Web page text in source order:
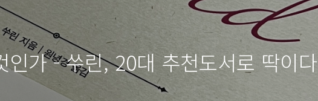
가 - 쑤린, 20대 추천도서로 딱이다